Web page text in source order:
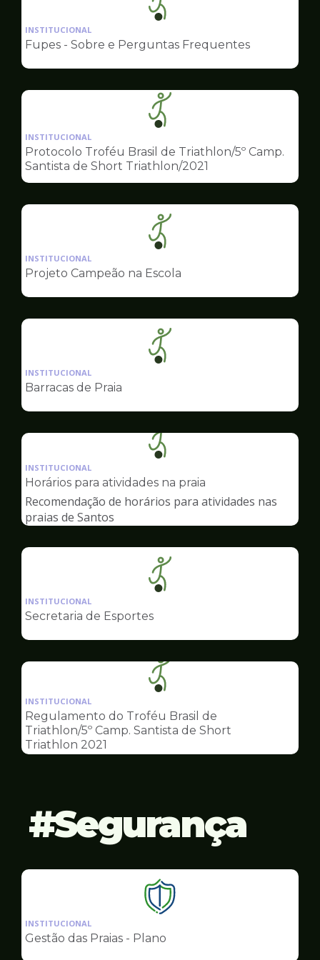
Ilustração
da
pagina
Esportes
INSTITUCIONAL
Fupes - Sobre e Perguntas Frequentes
Ilustração
da
pagina
de
Esportes
INSTITUCIONAL
Protocolo Troféu Brasil de Triathlon/5º Camp.
Santista de Short Triathlon/2021
Ilustração
da
pagina
Esportes
INSTITUCIONAL
Projeto Campeão na Escola
Ilustração
da
Esportes
INSTITUCIONAL
Barracas de Praia
Ilustração
da
pagina
Esportes
INSTITUCIONAL
Horários para atividades na praia
Recomendação de horários para atividades nas
praias de Santos
Ilustração
da
Esportes
INSTITUCIONAL
Secretaria de Esportes
Ilustração
da
pagina
de
INSTITUCIONAL
Regulamento do Troféu Brasil de
Triathlon/5º Camp. Santista de Short
Triathlon 2021
Segurança
Ilustração
da
pagina
INSTITUCIONAL
Gestão das Praias - Plano